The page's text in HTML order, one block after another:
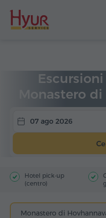
Monastero
07 ago 2026
Hotel pick-up
(centro)
Monastero di